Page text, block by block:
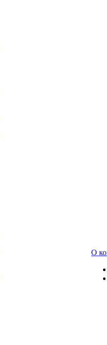
О